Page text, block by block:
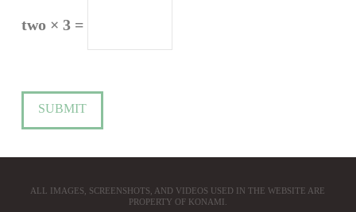
two × 3 =
ALL IMAGES, SCREENSHOTS, AND VIDEOS USED IN THE WEBSITE ARE
PROPERTY OF KONAMI.